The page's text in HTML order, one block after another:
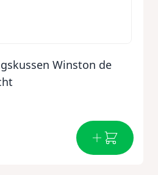
Winston de